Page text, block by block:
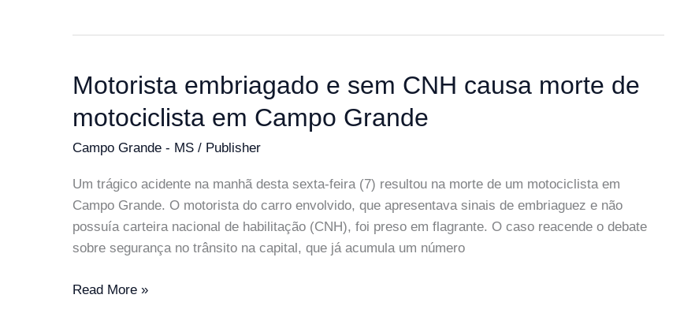
disputa
pelas
vagas
ao
Senado
2026
Motorista embriagado e sem CNH causa morte de
motociclista em Campo Grande
Campo Grande - MS / Publisher
Um trágico acidente na manhã desta sexta-feira (7) resultou na morte de um motociclista em
Campo Grande. O motorista do carro envolvido, que apresentava sinais de embriaguez e não
possuía carteira nacional de habilitação (CNH), foi preso em flagrante. O caso reacende o debate
sobre segurança no trânsito na capital, que já acumula um número
Motorista
Read More »